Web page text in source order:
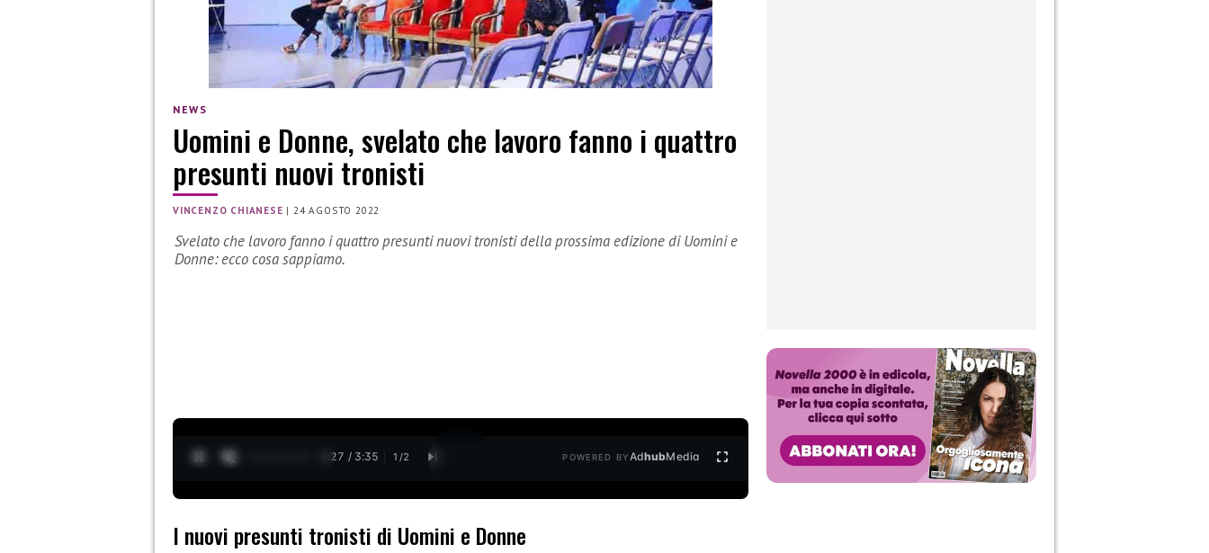
NEWS
Uomini e Donne, svelato che lavoro fanno i quattro
presunti nuovi tronisti
VINCENZO CHIANESE |24 AGOSTO 2022
Svelato che lavoro fanno i quattro presunti nuovi tronisti della prossima edizione di Uomini e
Donne: ecco cosa sappiamo.
0:28 / 3:35 1 /2 POWERED BYAdhubMedia
I nuovi presunti tronisti di Uomini e Donne